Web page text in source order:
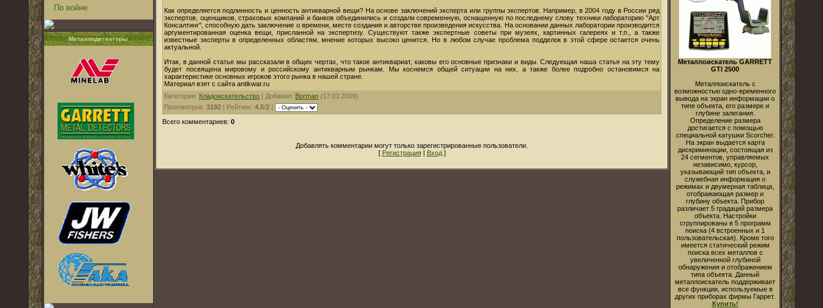
По войне
Металлодетекторы
Как определяется подлинность и ценность антикварной вещи? На основе заключений эксперта или группы экспертов. Например, в 2004 году в России ряд
экспертов, оценщиков, страховых компаний и банков объединились и создали современную, оснащенную по последнему слову техники лабораторию "Арт
Консалтинг", способную дать заключение о времени, месте создания и авторстве произведения искусства. На основании данных лаборатории производится
аргументированная оценка вещи, присланной на экспертизу. Существуют также экспертные советы при музеях, картинных галереях и т.п., а также
известные эксперты в определенных областям, мнение которых высоко ценится. Но в любом случае проблема подделок в этой сфере остается очень
актуальной.
Итак, в данной статье мы рассказали в общих чертах, что такое антиквариат, каковы его основные признаки и виды. Следующая наша статья на эту тему
будет посвящена мировому и российскому антикварным рынкам. Мы коснемся общей ситуации на них, а также более подробно остановимся на
характеристике основных игроков этого рынка в нашей стране.
Материал взят с сайта antikwar.ru
Категория: Кладоискательство | Добавил: Borman (17.03.2009)
Просмотров: 3192 | Рейтинг: 4.5/2 |
Всего комментариев: 0
Добавлять комментарии могут только зарегистрированные пользователи.
[ Регистрация| Вход]
Металлоискатель GARRETT
GTI 2500
Металлоискатель с
возможностью одно-временного
вывода на экран информации о
типе объекта, его размере и
глубине залегания.
Определение размера
достигается с помощью
специальной катушки Scorcher.
На экран выдается карта
дискриминации, состоящая из
24 сегментов, управляемых
независимо, курсор,
указывающий тип объекта, и
служебная информация о
режимах и двумерная таблица,
отображающая размер и
глубину объекта. Прибор
различает 5 градаций размера
объекта. Настройки
сгруппированы в 5 программ
поиска (4 встроенных и 1
пользовательская). Кроме того
имеется статический режим
поиска всех металлов с
увеличенной глубиной
обнаружения и отображением
типа объекта. Данный
металлоискатель поддерживает
все функции, используемые в
других приборах фирмы Гаррет.
Купить!